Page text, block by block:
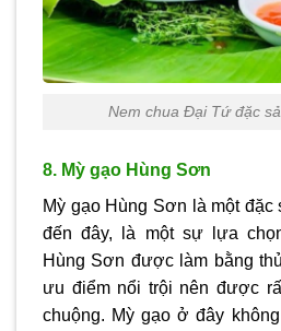
Nem chua Đại Tứ đặc
8. Mỳ gạo Hùng Sơn
Mỳ gạo Hùng Sơn là một đặc
đến đây, là một sự lựa
Hùng Sơn được làm bằng
ưu điểm nổi trội nên được
chuộng. Mỳ gạo ở đây